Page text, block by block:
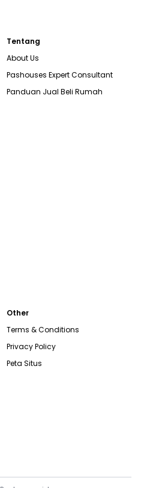
Tentang
About Us
Pashouses Expert Consultant
Panduan Jual Beli Rumah
Other
Terms & Conditions
Privacy Policy
Peta Situs